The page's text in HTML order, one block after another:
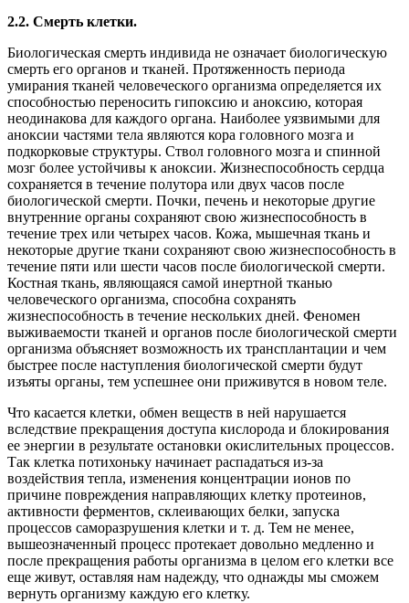
2.2. Смерть клетки.
Биологическая смерть индивида не означает биологическую
смерть его органов и тканей. Протяженность периода
умирания тканей человеческого организма определяется их
способностью переносить гипоксию и аноксию, которая
неодинакова для каждого органа. Наиболее уязвимыми для
аноксии частями тела являются кора головного мозга и
подкорковые структуры. Ствол головного мозга и спинной
мозг более устойчивы к аноксии. Жизнеспособность сердца
сохраняется в течение полутора или двух часов после
биологической смерти. Почки, печень и некоторые другие
внутренние органы сохраняют свою жизнеспособность в
течение трех или четырех часов. Кожа, мышечная ткань и
некоторые другие ткани сохраняют свою жизнеспособность в
течение пяти или шести часов после биологической смерти.
Костная ткань, являющаяся самой инертной тканью
человеческого организма, способна сохранять
жизнеспособность в течение нескольких дней. Феномен
выживаемости тканей и органов после биологической смерти
организма объясняет возможность их трансплантации и чем
быстрее после наступления биологической смерти будут
изъяты органы, тем успешнее они приживутся в новом теле.
Что касается клетки, обмен веществ в ней нарушается
вследствие прекращения доступа кислорода и блокирования
ее энергии в результате остановки окислительных процессов.
Так клетка потихоньку начинает распадаться из-за
воздействия тепла, изменения концентрации ионов по
причине повреждения направляющих клетку протеинов,
активности ферментов, склеивающих белки, запуска
процессов саморазрушения клетки и т. д. Тем не менее,
вышеозначенный процесс протекает довольно медленно и
после прекращения работы организма в целом его клетки все
еще живут, оставляя нам надежду, что однажды мы сможем
вернуть организму каждую его клетку.